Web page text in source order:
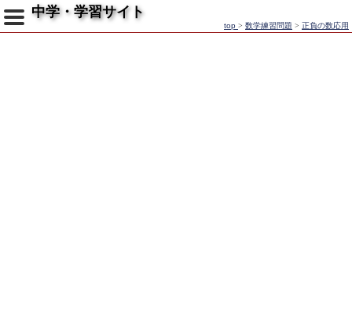
中学・学習サイト
top > 数学練習問題 > 正負の数応用